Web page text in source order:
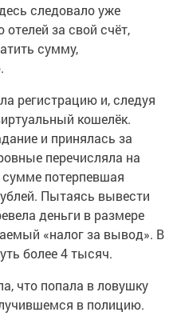
следовало уже
отелей за свой счёт,
сумму,
регистрацию и, следуя
кошелёк.
и принялась за
перечисляла на
потерпевшая
Пытаясь вывести
деньги в размере
«налог за вывод». В
более 4 тысяч.
что попала в ловушку
в полицию.